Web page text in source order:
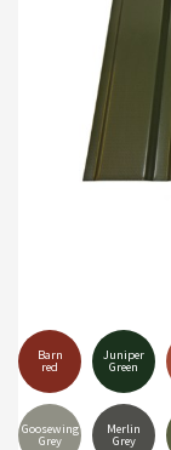
Barn
red
Juniper
Green
Goosewing
Grey
Merlin
Grey